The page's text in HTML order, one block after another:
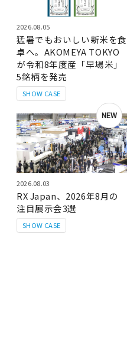
SHOW CASE
2026.08.05
猛暑でもおいしい新米を食
卓へ。AKOMEYA TOKYO
が令和8年度産「早場米」
5銘柄を発売
NEW
SHOW CASE
2026.08.03
RX Japan、2026年8月の
注目展示会3選